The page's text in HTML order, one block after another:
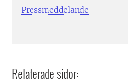
Pressmeddelande
Relaterade sidor: